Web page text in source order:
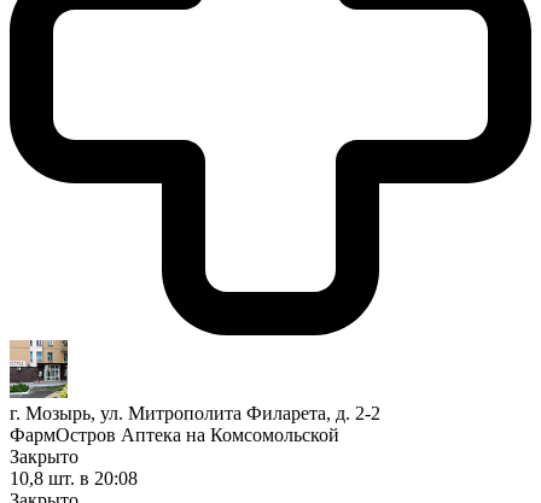
г. Мозырь, ул. Митрополита Филарета, д. 2-2
ФармОстров Аптека на Комсомольской
Закрыто
10,8 шт. в 20:08